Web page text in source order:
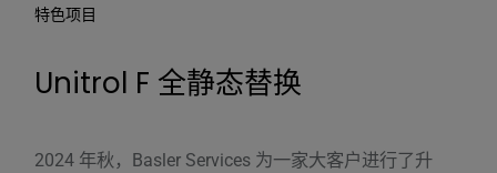
特色项目
Unitrol F 全静态替换
2024 年秋，Basler Services 为一家大客户进行了升